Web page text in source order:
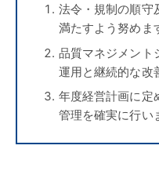
法令・規制の順守
満たすよう努めま
品質マネジメント
運用と継続的な改
年度経営計画に定
管理を確実に行い